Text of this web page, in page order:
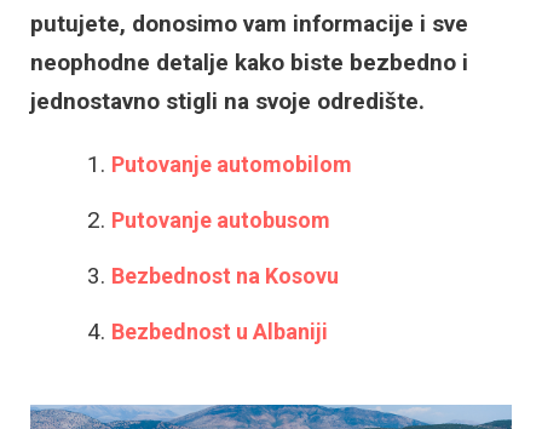
putujete, donosimo vam informacije i sve
neophodne detalje kako biste bezbedno i
jednostavno stigli na svoje odredište.
Putovanje automobilom
Putovanje autobusom
Bezbednost na Kosovu
Bezbednost u Albaniji